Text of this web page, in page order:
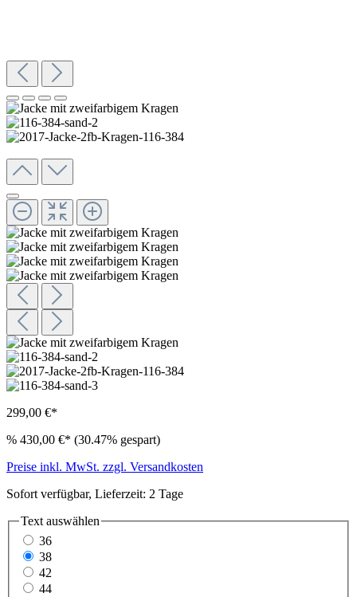
299,00 €*
% 430,00 €* (30.47% gespart)
Preise inkl. MwSt. zzgl. Versandkosten
Sofort verfügbar, Lieferzeit: 2 Tage
Text auswählen
36
38
42
44